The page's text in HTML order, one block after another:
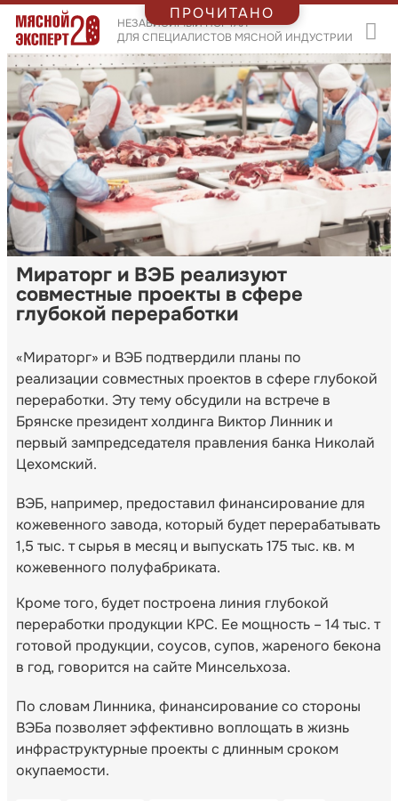
НЕЗАВИСИМЫЙ ПОРТАЛ
ДЛЯ СПЕЦИАЛИСТОВ МЯСНОЙ ИНДУСТРИИ
Мираторг и ВЭБ реализуют
совместные проекты в сфере
глубокой переработки
«Мираторг» и ВЭБ подтвердили планы по
реализации совместных проектов в сфере глубокой
переработки. Эту тему обсудили на встрече в
Брянске президент холдинга Виктор Линник и
первый зампредседателя правления банка Николай
Цехомский.
ВЭБ, например, предоставил финансирование для
кожевенного завода, который будет перерабатывать
1,5 тыс. т сырья в месяц и выпускать 175 тыс. кв. м
кожевенного полуфабриката.
Кроме того, будет построена линия глубокой
переработки продукции КРС. Ее мощность – 14 тыс. т
готовой продукции, соусов, супов, жареного бекона
в год, говорится на сайте Минсельхоза.
По словам Линника, финансирование со стороны
ВЭБа позволяет эффективно воплощать в жизнь
инфраструктурные проекты с длинным сроком
окупаемости.
ПРОЧИТАНО